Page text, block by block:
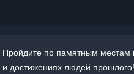
Пройдите по памятным местам
и достижениях людей прошлого!